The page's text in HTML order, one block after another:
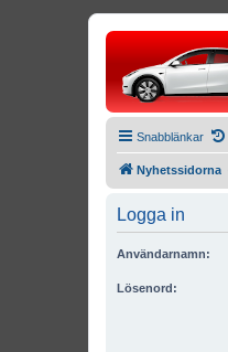
Snabblänkar
Nyhetssidorna
Logga in
Användarnamn:
Lösenord: